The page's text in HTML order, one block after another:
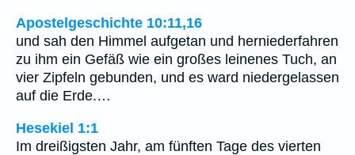
Apostelgeschichte 10:11,16
und sah den Himmel aufgetan und herniederfahren
zu ihm ein Gefäß wie ein großes leinenes Tuch, an
vier Zipfeln gebunden, und es ward niedergelassen
auf die Erde.…
Hesekiel 1:1
Im dreißigsten Jahr, am fünften Tage des vierten